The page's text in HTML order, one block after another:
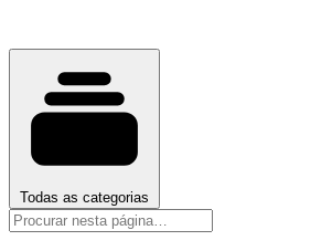
Todas as categorias